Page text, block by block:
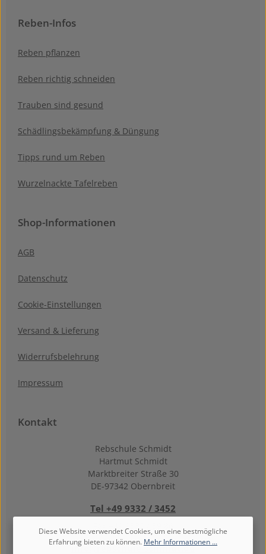
Reben-Infos
Reben pflanzen
Reben richtig schneiden
Trauben sind gesund
Schädlingsbekämpfung & Düngung
Tipps rund um Reben
Wurzelnackte Tafelreben
Shop-Informationen
AGB
Datenschutz
Cookie-Einstellungen
Versand & Lieferung
Widerrufsbelehrung
Impressum
Kontakt
Rebschule Schmidt
Hartmut Schmidt
Marktbreiter Straße 30
DE-97342 Obernbreit
Tel +49 9332 / 3452
Fax +49 9332 / 39 86
info@rebschule-schmidt.de
Diese Website verwendet Cookies, um eine bestmögliche
Erfahrung bieten zu können. Mehr Informationen ...